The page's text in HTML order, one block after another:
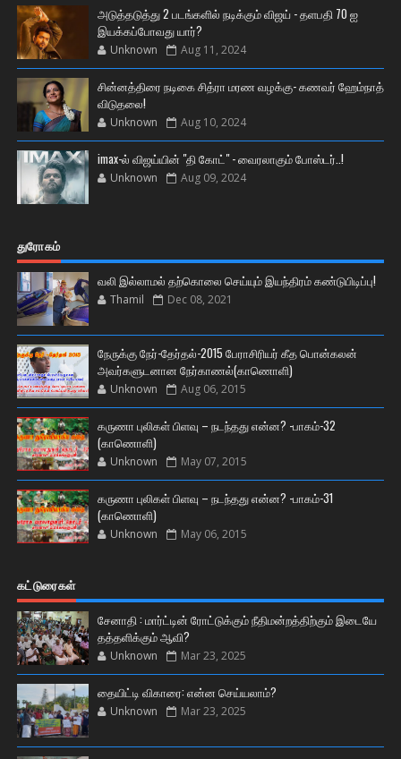
அடுத்தடுத்து 2 படங்களில் நடிக்கும் விஜய் - தளபதி 70 ஐ
இயக்கப்போவது யார்?
Unknown Aug 11, 2024
சின்னத்திரை நடிகை சித்ரா மரண வழக்கு- கணவர் ஹேம்நாத்
விடுதலை!
Unknown Aug 10, 2024
imax-ல் விஜய்யின் "தி கோட்" - வைரலாகும் போஸ்டர்..!
Unknown Aug 09, 2024
துரோகம்
வலி இல்லாமல் தற்கொலை செய்யும் இயந்திரம் கண்டுபிடிப்பு!
Thamil Dec 08, 2021
நேருக்கு நேர்-தேர்தல்-2015 பேராசிரியர் கீத பொன்கலன்
அவர்களுடனான நேர்காணல்(காணொளி)
Unknown Aug 06, 2015
கருணா புலிகள் பிளவு – நடந்தது என்ன? -பாகம்-32
(காணொளி)
Unknown May 07, 2015
கருணா புலிகள் பிளவு – நடந்தது என்ன? -பாகம்-31
(காணொளி)
Unknown May 06, 2015
கட்டுரைகள்
சேனாதி : மார்ட்டின் ரோட்டுக்கும் நீதிமன்றத்திற்கும் இடையே
தத்தளிக்கும் ஆவி?
Unknown Mar 23, 2025
தையிட்டி விகாரை: என்ன செய்யலாம்?
Unknown Mar 23, 2025